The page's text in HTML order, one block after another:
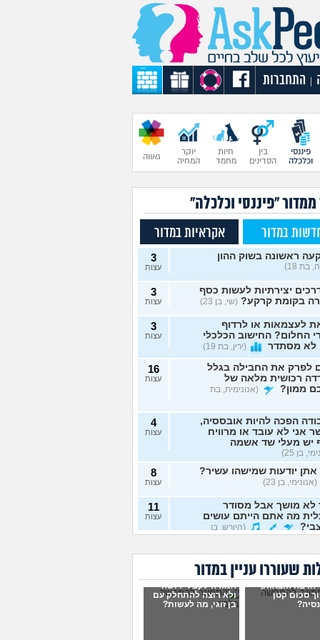
התחברות
פיננסי
וכלכלה
בין
הסדינים
חיות
מחמד
יוקר
המחיה
גאווה
ממדור "פיננסי וכלכלה"
במדור אקראיות במדור
ראשונה בשוק ההון
בת 18)
3
עצות
יצירתיות לעשות כסף
בקומת קרקע? (שי, בן 23)
3
עצות
לעצמאות או לרדוף
החלום? החישוב הכלכלי
לא מסתדר
(ירין, בת 19)
3
עצות
לפרק את החבילה בגלל
רכושית מלאה של
ממון?
(אנונימית, בת
16
עצות
הפכה להיות אובססיה,
אני לא עובד או מרוויח
יש מעלי שד אשמה
בן 25)
4
עצות
אתן יודעות שמישהו עשיר?
(אנונימי, בן 23)
8
עצות
לא מושך אבל מסודר
מה אתם הייתם עושים
(היורש, בן
11
עצות
במצוקה (מישהי, בת 30)
יש לכם עצות לגבי הבדל
בזוגיות?
(כינוי, בן 23)
7
שעוררו עניין במדור
הרבה הוצאות,
סכום קטן
אמורה לקבל ירושה
ולא רוצה להתחלק עם
בן זוגי, מה לעשות?